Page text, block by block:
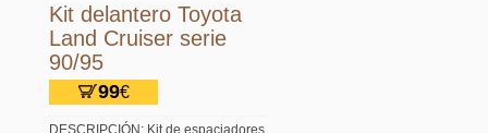
Kit delantero Toyota
Land Cruiser serie
90/95
99€
DESCRIPCIÓN: Kit de espaciadores